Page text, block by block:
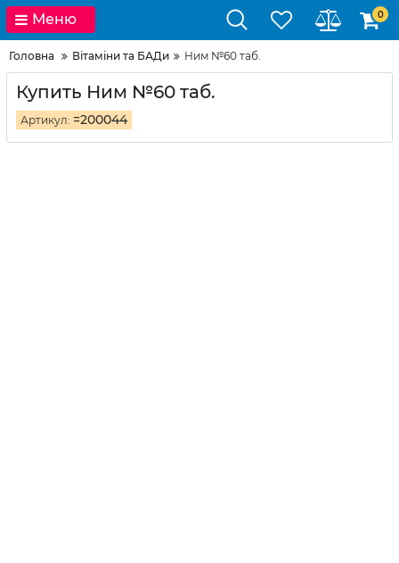
Меню 0
Головна Вітаміни та БАДи Ним №60 таб.
Купить Ним №60 таб.
Артикул: =200044